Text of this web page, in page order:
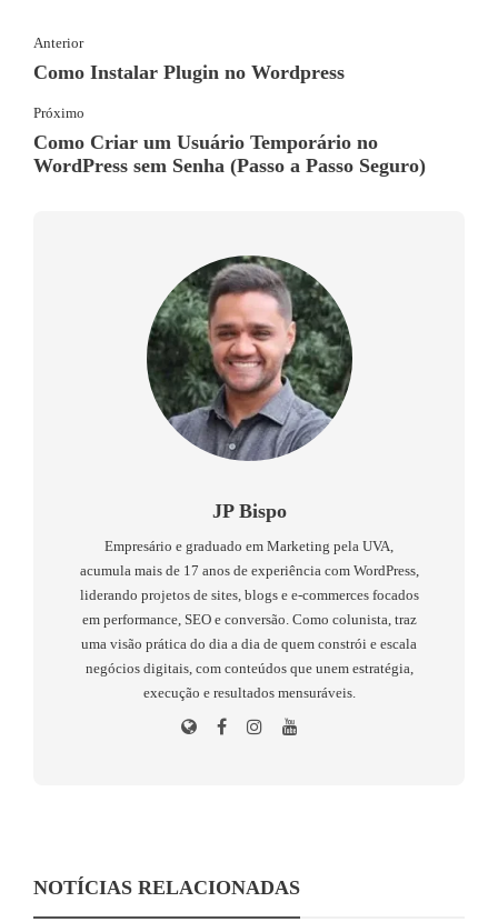
Anterior
Como Instalar Plugin no Wordpress
Próximo
Como Criar um Usuário Temporário no
WordPress sem Senha (Passo a Passo Seguro)
JP Bispo
Empresário e graduado em Marketing pela UVA,
acumula mais de 17 anos de experiência com WordPress,
liderando projetos de sites, blogs e e-commerces focados
em performance, SEO e conversão. Como colunista, traz
uma visão prática do dia a dia de quem constrói e escala
negócios digitais, com conteúdos que unem estratégia,
execução e resultados mensuráveis.
NOTÍCIAS RELACIONADAS